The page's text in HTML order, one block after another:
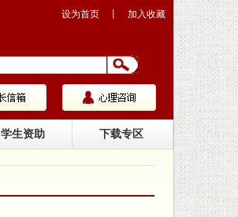
设为首页 加入收藏
学生资助 下载专区